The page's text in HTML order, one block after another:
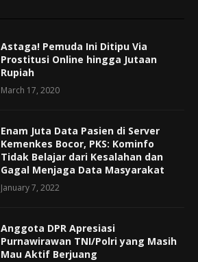
Astaga! Pemuda Ini Ditipu Via
Prostitusi Online hingga Jutaan
Rupiah
March 17, 2020
Enam Juta Data Pasien di Server
Kemenkes Bocor, PKS: Kominfo
Tidak Belajar dari Kesalahan dan
Gagal Menjaga Data Masyarakat
January 7, 2022
Anggota DPR Apresiasi
Purnawirawan TNI/Polri yang Masih
Mau Aktif Berjuang